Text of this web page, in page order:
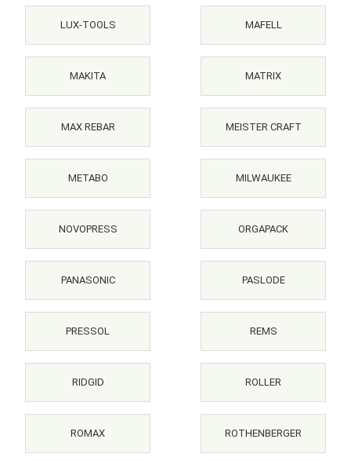
LUX-TOOLS MAFELL
MAKITA MATRIX
MAX REBAR MEISTER CRAFT
METABO MILWAUKEE
NOVOPRESS ORGAPACK
PANASONIC PASLODE
PRESSOL REMS
RIDGID ROLLER
ROMAX ROTHENBERGER